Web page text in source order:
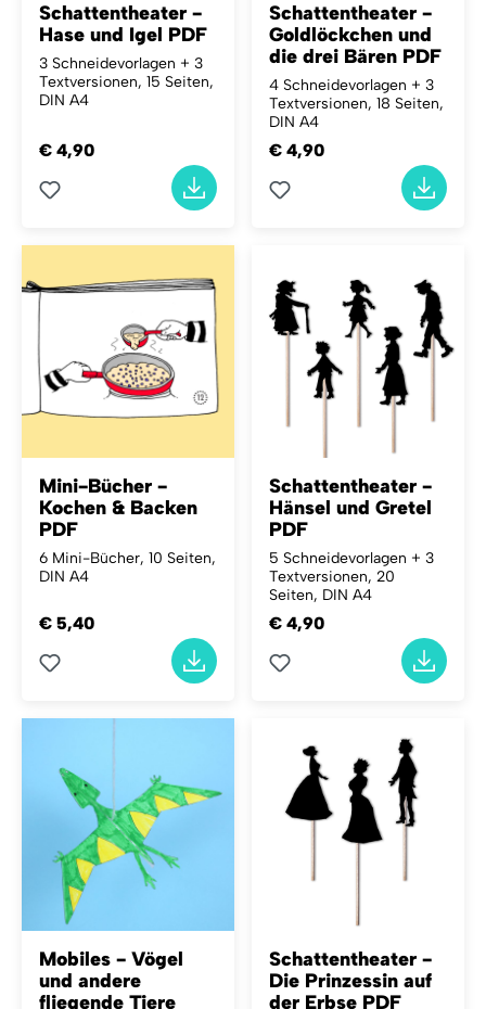
Schattentheater -
Hase und Igel PDF
3 Schneidevorlagen + 3
Textversionen, 15 Seiten,
DIN A4
€ 4,90
Schattentheater -
Goldlöckchen und
die drei Bären PDF
4 Schneidevorlagen + 3
Textversionen, 18 Seiten,
DIN A4
€ 4,90
Mini-Bücher -
Kochen & Backen
PDF
6 Mini-Bücher, 10 Seiten,
DIN A4
€ 5,40
Schattentheater -
Hänsel und Gretel
PDF
5 Schneidevorlagen + 3
Textversionen, 20
Seiten, DIN A4
€ 4,90
Mobiles - Vögel
und andere
fliegende Tiere
Schattentheater -
Die Prinzessin auf
der Erbse PDF